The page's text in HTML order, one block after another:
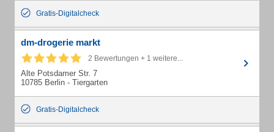
Gratis-Digitalcheck
dm-drogerie markt
2 Bewertungen + 1 weitere...
Alte Potsdamer Str. 7
10785 Berlin - Tiergarten
Gratis-Digitalcheck